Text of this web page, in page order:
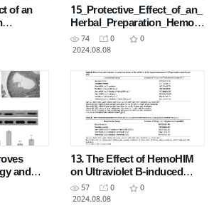
of an 15_Protective_Effect_of_an_
Herbal_Preparation_HemoHI
M_on_Radiation
74 0
0
2024.08.08
and
of
13. The Effect of HemoHIM
on Ultraviolet B-induced
Acute Skin Damages in
Mouse
57 0
0
2024.08.08